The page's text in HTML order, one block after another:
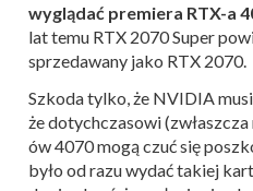
wyglądać premiera RTX-a
lat temu RTX 2070 Super
sprzedawany jako RTX 2070.
Szkoda tylko, że NVIDIA
że dotychczasowi
ów 4070 mogą czuć się
było od razu wydać takiej